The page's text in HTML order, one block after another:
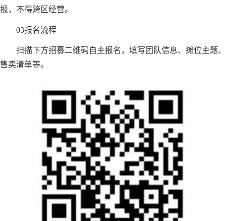
报，不得跨区经营。
03报名流程
扫描下方招募二维码自主报名，填写团队信息、摊位主题、
售卖清单等。